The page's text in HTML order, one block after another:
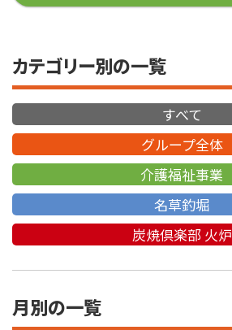
カテゴリー別の一覧
すべて
グループ全体
介護福祉事業
名草釣堀
炭焼倶楽部 火炉
月別の一覧